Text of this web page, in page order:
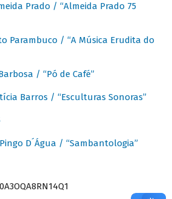
Prado / “Almeida Prado 75
Parambuco / “A Música Erudita do
/ “Pó de Café”
Barros / “Esculturas Sonoras”
D´Água / “Sambantologia”